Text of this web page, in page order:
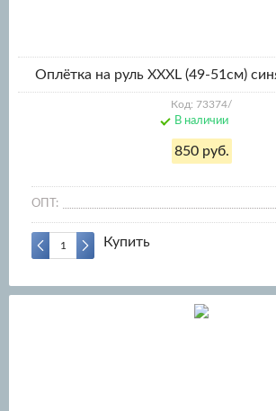
Оплётка на руль XXXL (49-51см)
Код: 73374/
В наличии
850 руб.
ОПТ:
Купить